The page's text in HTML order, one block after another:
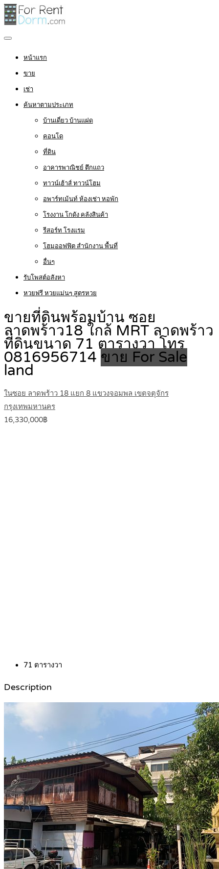
หน้าแรก
ขาย
เช่า
ค้นหาตามประเภท
บ้านเดี่ยว บ้านแฝด
คอนโด
ที่ดิน
อาคารพาณิชย์ ตึกแถว
ทาวน์เฮ้าส์ ทาวน์โฮม
อพาร์ทเม้นท์ ห้องเช่า หอพัก
โรงงาน โกดัง คลังสินค้า
รีสอร์ท โรงแรม
โฮมออฟฟิต สำนักงาน พื้นที่
อื่นๆ
รับโพสต์อสังหา
หวยฟรี หวยแม่นๆ สูตรหวย
ขายที่ดินพร้อมบ้าน ซอย
ลาดพร้าว18 ใกล้ MRT ลาดพร้าว
ที่ดินขนาด 71 ตารางวา โทร
0816956714 ขาย For Sale
land
ในซอย ลาดพร้าว 18 แยก 8 แขวงจอมพล เขตจตุจักร
กรุงเทพมหานคร
16,330,000฿
71 ตารางวา
Description